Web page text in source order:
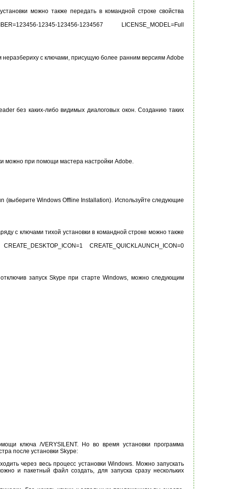
можно также передать в командной строке свойства
12345-123456-1234567 LICENSE_MODEL=Full
нерaзбериху с ключами, присущую более ранним версиям Adobe
без каких-либо видимых диалоговых окон. Созданию таких
можно при помощи мастера настройки Adobe.
(выберите Windows Offline Installation). Используйте следующие
с ключами тихой установки в командной строке можно также
CREATE_QUICKLAUNCH_ICON=0
запуск Skype при старте Windows, можно следующим
ключа /VERYSILENT. Но во время установки программа
после установки Skype:
через весь процесс установки Windows. Можно запускать
и пакетный файл создать, для запуска сразу нескольких